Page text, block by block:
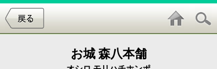
オシロ モリハチホンポ
業平／押上駅
●和菓子